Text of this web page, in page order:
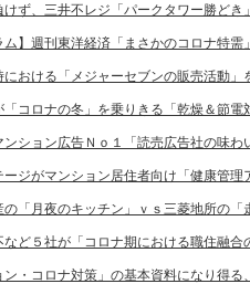
けず、三井不レジ「パークタワー勝どき
ム】週刊東洋経済「まさかのコロナ特
における「メジャーセブンの販売活動」
「コロナの冬」を乗りきる「乾燥＆節電
ンション広告Ｎｏ１「読売広告社の味わ
ージがマンション居住者向け「健康管理
の「月夜のキッチン」ｖｓ三菱地所の「
など５社が「コロナ期における職住融
ン・コロナ対策」の基本資料になり得